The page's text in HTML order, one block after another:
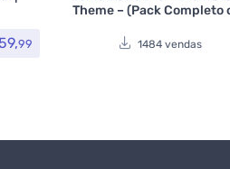
99
Avaliação 5.00de 5
Theme – (Pack Completo
1484 vendas